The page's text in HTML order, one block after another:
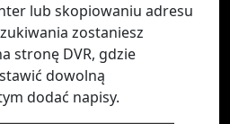
lub skopiowaniu adresu
zostaniesz
stronę DVR, gdzie
dowolną
dodać napisy.